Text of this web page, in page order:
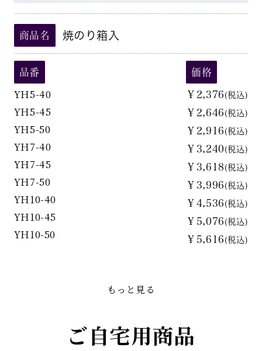
もっと見る
商品名 焼のり箱入
品番
YH5-40
YH5-45
YH5-50
YH7-40
YH7-45
YH7-50
YH10-40
YH10-45
YH10-50
価格
￥2,376 (税込)
￥2,646 (税込)
￥2,916 (税込)
￥3,240 (税込)
￥3,618 (税込)
￥3,996 (税込)
￥4,536 (税込)
￥5,076 (税込)
￥5,616 (税込)
ご自宅用商品